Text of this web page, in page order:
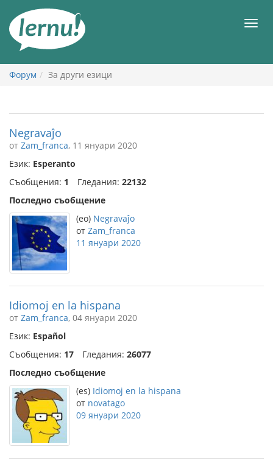
съдържанието
Форум За други езици
Negravaĵo
от Zam_franca, 11 януари 2020
Език: Esperanto
Съобщения: 1 Гледания: 22132
Последно съобщение
(eo) Negravaĵo
от Zam_franca
11 януари 2020
Idiomoj en la hispana
от Zam_franca, 04 януари 2020
Език: Español
Съобщения: 17 Гледания: 26077
Последно съобщение
(es) Idiomoj en la hispana
от novatago
09 януари 2020